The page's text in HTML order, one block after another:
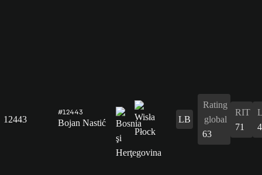
12443
#12443
Bojan Nastić LB
Rating
global
63
RIT
71